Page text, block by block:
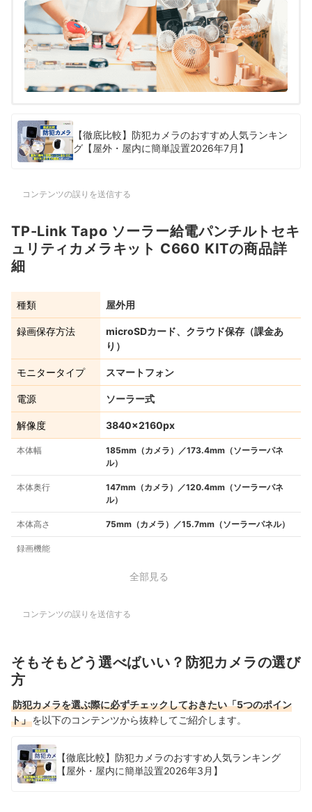
【徹底比較】防犯カメラのおすすめ人気ランキン
グ【屋外・屋内に簡単設置2026年7月】
コンテンツの誤りを送信する
TP-Link Tapo ソーラー給電パンチルトセキ
ュリティカメラキット C660 KITの商品詳
細
種類 屋外用
録画保存方法
microSDカード、クラウド保存（課金あ
り）
モニタータイプ スマートフォン
電源 ソーラー式
解像度 3840×2160px
本体幅
185mm（カメラ）／173.4mm（ソーラーパネ
ル）
本体奥行
147mm（カメラ）／120.4mm（ソーラーパネ
ル）
本体高さ 75mm（カメラ）／15.7mm（ソーラーパネル）
録画機能
全部見る
コンテンツの誤りを送信する
そもそもどう選べばいい？防犯カメラの選び
方
防犯カメラを選ぶ際に必ずチェックしておきたい「5つのポイン
ト」を以下のコンテンツから抜粋してご紹介します。
【徹底比較】防犯カメラのおすすめ人気ランキング
【屋外・屋内に簡単設置2026年3月】